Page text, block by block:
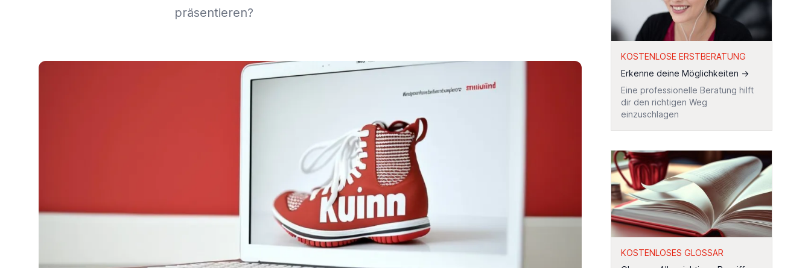
präsentieren?
KOSTENLOSE ERSTBERATUNG
Erkenne deine Möglichkeiten →
Eine professionelle Beratung hilft
dir den richtigen Weg
einzuschlagen
KOSTENLOSES GLOSSAR